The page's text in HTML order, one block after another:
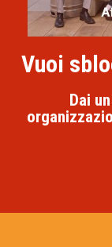
Vuoi
Dai